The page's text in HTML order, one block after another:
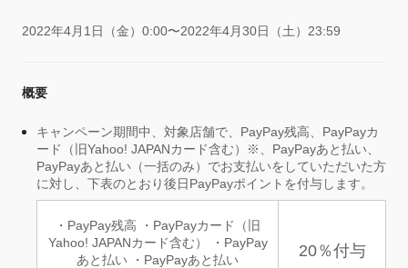
2022年4月1日（金）0:00〜2022年4月30日（土）23:59
概要
キャンペーン期間中、対象店舗で、PayPay残高、PayPayカ
ード（旧Yahoo! JAPANカード含む）※、PayPayあと払い、
PayPayあと払い（一括のみ）でお支払いをしていただいた方
に対し、下表のとおり後日PayPayポイントを付与します。
・PayPay残高 ・PayPayカード（旧
Yahoo! JAPANカード含む） ・PayPay
あと払い ・PayPayあと払い
20％付与